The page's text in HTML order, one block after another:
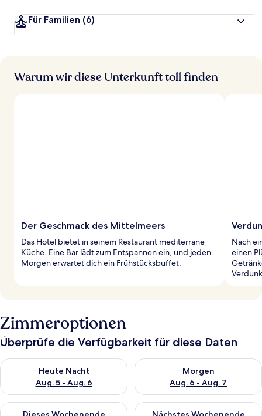
Für Familien (6)
Warum wir diese Unterkunft toll finden
Der Geschmack des Mittelmeers
Das Hotel bietet in seinem Restaurant mediterrane
Küche. Eine Bar lädt zum Entspannen ein, und jeden
Morgen erwartet dich ein Frühstücksbuffet.
Nach
einen
Zimmeroptionen
Überprüfe die Verfügbarkeit für diese Daten
Heute Nacht
Aug. 5 - Aug. 6
Überprüfe die Verfügbarkeit für heute Nacht, Aug. 5 - Aug. 6.
Morgen
Aug. 6 - Aug. 7
Überprüfe die Verfügbarkeit
Überprüfe die Verfügbarkeit für dieses Wochenende, Aug. 7
Überprüfe die Verfügbarkeit